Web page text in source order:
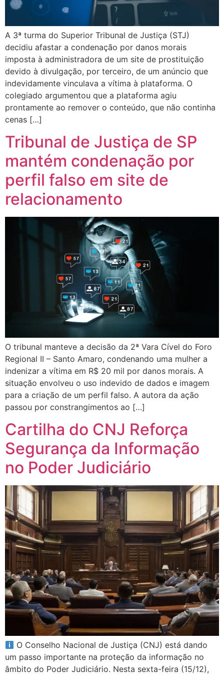
A 3ª turma do Superior Tribunal de Justiça (STJ)
decidiu afastar a condenação por danos morais
imposta à administradora de um site de prostituição
devido à divulgação, por terceiro, de um anúncio que
indevidamente vinculava a vítima à plataforma. O
colegiado argumentou que a plataforma agiu
prontamente ao remover o conteúdo, que não continha
cenas […]
Tribunal de Justiça de SP
mantém condenação por
perfil falso em site de
relacionamento
O tribunal manteve a decisão da 2ª Vara Cível do Foro
Regional II – Santo Amaro, condenando uma mulher a
indenizar a vítima em R$ 20 mil por danos morais. A
situação envolveu o uso indevido de dados e imagem
para a criação de um perfil falso. A autora da ação
passou por constrangimentos ao […]
Cartilha do CNJ Reforça
Segurança da Informação
no Poder Judiciário
O Conselho Nacional de Justiça (CNJ) está dando
um passo importante na proteção da informação no
âmbito do Poder Judiciário. Nesta sexta-feira (15/12),